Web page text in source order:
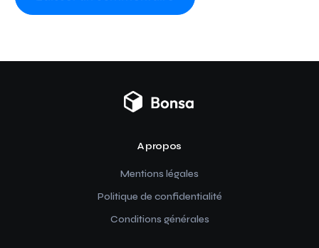
A propos
Mentions légales
Politique de confidentialité
Conditions générales